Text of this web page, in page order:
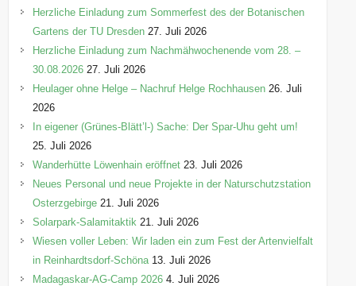
Herzliche Einladung zum Sommerfest des der Botanischen
Gartens der TU Dresden 27. Juli 2026
Herzliche Einladung zum Nachmähwochenende vom 28. –
30.08.2026 27. Juli 2026
Heulager ohne Helge – Nachruf Helge Rochhausen 26. Juli
2026
In eigener (Grünes-Blätt’l-) Sache: Der Spar-Uhu geht um!
25. Juli 2026
Wanderhütte Löwenhain eröffnet 23. Juli 2026
Neues Personal und neue Projekte in der Naturschutzstation
Osterzgebirge 21. Juli 2026
Solarpark-Salamitaktik 21. Juli 2026
Wiesen voller Leben: Wir laden ein zum Fest der Artenvielfalt
in Reinhardtsdorf-Schöna 13. Juli 2026
Madagaskar-AG-Camp 2026 4. Juli 2026